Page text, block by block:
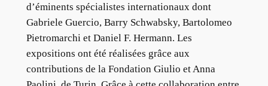
d’éminents spécialistes internationaux dont
Gabriele Guercio, Barry Schwabsky, Bartolomeo
Pietromarchi et Daniel F. Hermann. Les
expositions ont été réalisées grâce aux
contributions de la Fondation Giulio et Anna